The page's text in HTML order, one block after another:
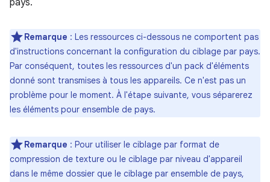
pays.
Remarque : Les ressources ci-dessous ne comportent pas
d'instructions concernant la configuration du ciblage par pays.
Par conséquent, toutes les ressources d'un pack d'éléments
donné sont transmises à tous les appareils. Ce n'est pas un
problème pour le moment. À l'étape suivante, vous séparerez
les éléments pour ensemble de pays.
Remarque : Pour utiliser le ciblage par format de
compression de texture ou le ciblage par niveau d'appareil
dans le même dossier que le ciblage par ensemble de pays,